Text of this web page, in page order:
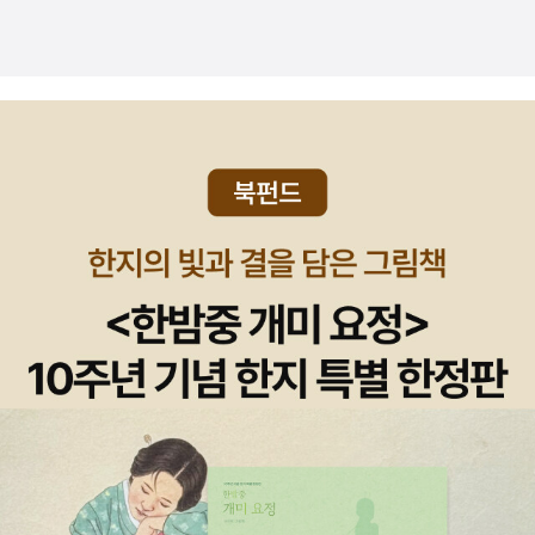
되고, 2부는 엄마 양숙희 여사의 진술로 진행된다. 다인이와 엄마
가며 생명의 순환을 이야기한다. 5/6 꿈틀꿈틀 흙이 있어요 세
상의 생명을 품어서 키워내는 흙은 위대해요, 세상의 생명 있는
아가지요 흙에 대한 기초적인 것들을 쉽게 알려주는 그림책으로
유치부나 초등생들에게 유익하지요. 숲해설 공부하면서 어려운
책보다 그림책을 보면 쉽게 이해돼서 다시 찾아 읽게 되네요.^
^ 5/8 들꽃아이 첫발령을 받은 다음해 6학년을 맡은 김선생님
운 마음에 선생님도 아이들도 기분이 좋아지는데 정작 꽃이름을
알지 못한다. 선생님은 도감을 찾아 아이들에게 가르쳐주게 되고
모두들 꽃에 관심을 갖는다. 중학교 입시를 치루던 때라 6학년 아
해도 절대로 이런 책을 쓸 수 없기에. 2) 10기 신간평가단
도서 중 내맘대로 베스트 5: 이 책에 소개된 <나스타샤>라는
소설을 만날 수 있었다. 일상의 삶에 대한 어떤 통찰 같은 게
느껴졌다. 사는 대로 생각하는 게 아니라, 생각하는 대로 살
아야 겠다는 다짐을 하게 하는 책. 새삼 내게도 이상형의 인
간이 있었으니, 그 이름 호시노 미치오! 무라카리 하루키의
책 중에서 기대에 못 미친 책이라 골라보았다. 기대에 못 미친 책